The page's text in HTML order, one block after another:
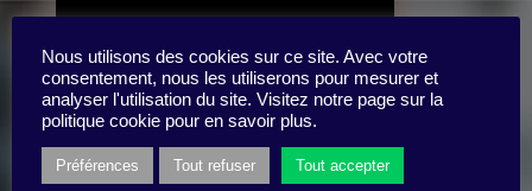
Si vous avez 8 minutes de plus
Nous utilisons des cookies sur ce site. Avec votre
consentement, nous les utiliserons pour mesurer et
analyser l'utilisation du site. Visitez notre page sur la
politique cookie pour en savoir plus.
Préférences Tout refuser Tout accepter